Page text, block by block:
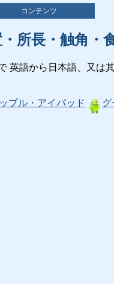
コンテンツ
所長・触角・
英語から日本語、又は
プル・アイパッド グ